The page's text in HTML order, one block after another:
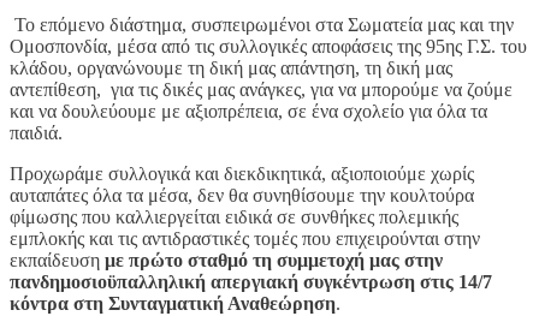
Το επόμενο διάστημα, συσπειρωμένοι στα Σωματεία μας και την
Ομοσπονδία, μέσα από τις συλλογικές αποφάσεις της 95ης Γ.Σ. του
κλάδου, οργανώνουμε τη δική μας απάντηση, τη δική μας
αντεπίθεση, για τις δικές μας ανάγκες, για να μπορούμε να ζούμε
και να δουλεύουμε με αξιοπρέπεια, σε ένα σχολείο για όλα τα
παιδιά.
Προχωράμε συλλογικά και διεκδικητικά, αξιοποιούμε χωρίς
αυταπάτες όλα τα μέσα, δεν θα συνηθίσουμε την κουλτούρα
φίμωσης που καλλιεργείται ειδικά σε συνθήκες πολεμικής
εμπλοκής και τις αντιδραστικές τομές που επιχειρούνται στην
εκπαίδευση με πρώτο σταθμό τη συμμετοχή μας στην
πανδημοσιοϋπαλληλική απεργιακή συγκέντρωση στις 14/7
κόντρα στη Συνταγματική Αναθεώρηση.